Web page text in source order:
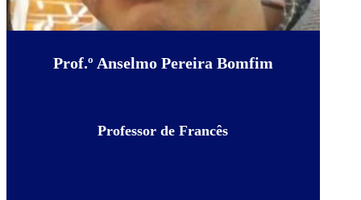
Prof.º Anselmo Pereira Bomfim
Professor de Francês